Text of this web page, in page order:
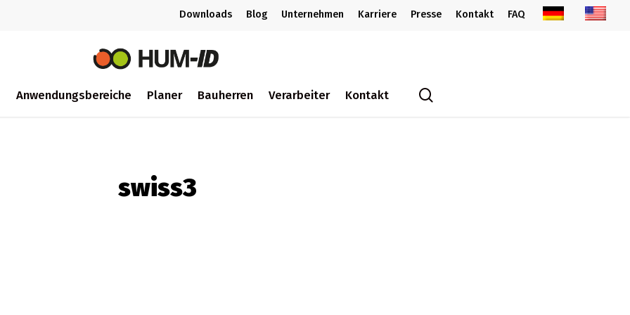
Downloads Blog Unternehmen Karriere Presse Kontakt FAQ
Anwendungsbereiche Planer Bauherren Verarbeiter Kontakt
swiss3